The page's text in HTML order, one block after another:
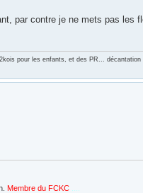
par contre je ne mets pas les
pour les enfants, et des PR...
Membre du FCKC